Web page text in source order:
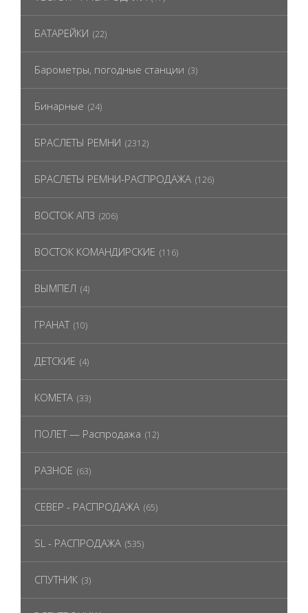
БАТАРЕЙКИ (22)
Барометры, погодные станции (3)
Бинарные (24)
БРАСЛЕТЫ РЕМНИ (2312)
БРАСЛЕТЫ РЕМНИ-РАСПРОДАЖА (126)
ВОСТОК АПЗ (206)
ВОСТОК КОМАНДИРСКИЕ (116)
ВЫМПЕЛ (4)
ГРАНАТ (10)
ДЕТСКИЕ (4)
КОМЕТА (33)
ПОЛЕТ — Распродажа (12)
РАЗНОЕ (63)
СЕВЕР - РАСПРОДАЖА (65)
SL - РАСПРОДАЖА (535)
СПУТНИК (3)